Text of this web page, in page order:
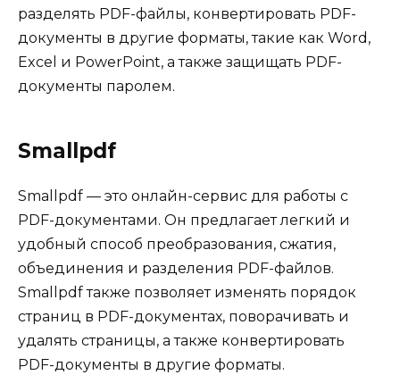
разделять PDF-файлы, конвертировать PDF-
документы в другие форматы, такие как Word,
Excel и PowerPoint, а также защищать PDF-
документы паролем.
Smallpdf
Smallpdf — это онлайн-сервис для работы с
PDF-документами. Он предлагает легкий и
удобный способ преобразования, сжатия,
объединения и разделения PDF-файлов.
Smallpdf также позволяет изменять порядок
страниц в PDF-документах, поворачивать и
удалять страницы, а также конвертировать
PDF-документы в другие форматы.